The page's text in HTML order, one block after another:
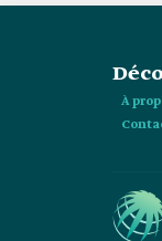
À